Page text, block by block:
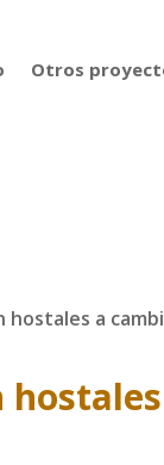
Otros
a